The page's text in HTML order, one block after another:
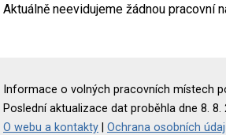
Aktuálně neevidujeme žádnou pracovní
Informace o volných pracovních místech
Poslední aktualizace dat proběhla dne 8. 8.
O webu a kontakty
Ochrana osobních